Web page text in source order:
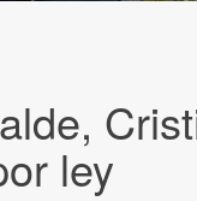
ley